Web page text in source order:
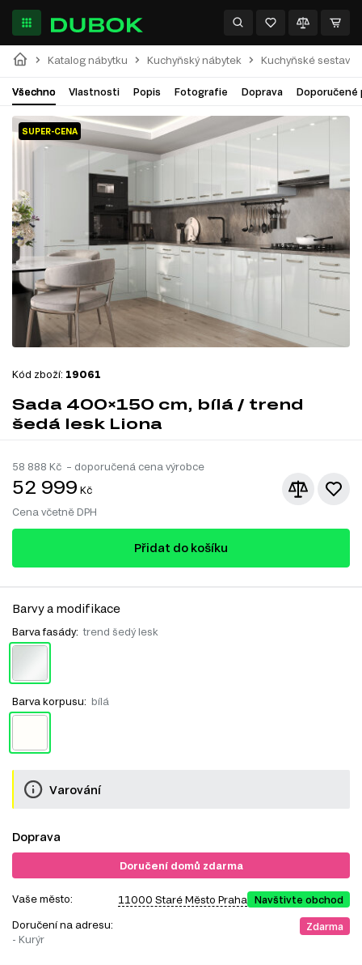
Katalog nábytku Kuchyňský nábytek Kuchyňské sestavy
Všechno Vlastnosti Popis Fotografie Doprava Doporučené
SUPER-CENA
Kód zboží: 19061
Sada 400×150 cm, bílá / trend
šedá lesk Liona
58 888 Kč – doporučená cena výrobce
52 999 Kč
Cena včetně DPH
Přidat do košíku
Barvy a modifikace
Barva fasády:trend šedý lesk
Barva korpusu: bílá
Varování
Doprava
Doručení domů zdarma
Vaše město: 11000 Staré Město Praha Navštivte obchod
Doručení na adresu:
- Kurýr
Zdarma